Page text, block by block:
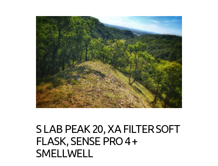
S LAB PEAK 20, XA FILTER SOFT
FLASK, SENSE PRO 4 +
SMELLWELL